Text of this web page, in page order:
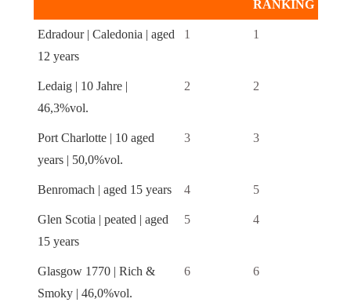
RANKING
Edradour | Caledonia | aged
12 years
1 1
Ledaig | 10 Jahre |
46,3%vol.
2 2
Port Charlotte | 10 aged
years | 50,0%vol.
3 3
Benromach | aged 15 years 4 5
Glen Scotia | peated | aged
15 years
5 4
Glasgow 1770 | Rich &
Smoky | 46,0%vol.
6 6